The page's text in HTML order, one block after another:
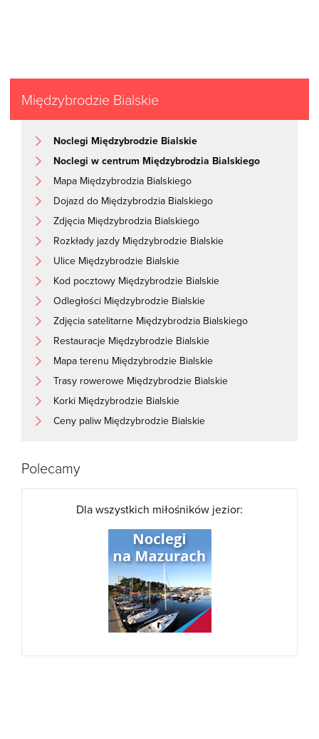
Międzybrodzie Bialskie
Noclegi Międzybrodzie Bialskie
Noclegi w centrum Międzybrodzia Bialskiego
Mapa Międzybrodzia Bialskiego
Dojazd do Międzybrodzia Bialskiego
Zdjęcia Międzybrodzia Bialskiego
Rozkłady jazdy Międzybrodzie Bialskie
Ulice Międzybrodzie Bialskie
Kod pocztowy Międzybrodzie Bialskie
Odległości Międzybrodzie Bialskie
Zdjęcia satelitarne Międzybrodzia Bialskiego
Restauracje Międzybrodzie Bialskie
Mapa terenu Międzybrodzie Bialskie
Trasy rowerowe Międzybrodzie Bialskie
Korki Międzybrodzie Bialskie
Ceny paliw Międzybrodzie Bialskie
Polecamy
Dla wszystkich miłośników jezior: